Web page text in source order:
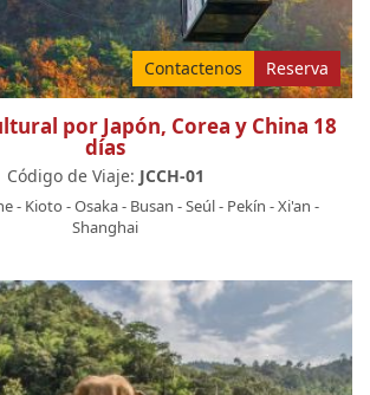
Contactenos Reserva
por Japón, Corea y China 18
días
Código de Viaje: JCCH-01
- Kioto -Osaka- Busan -Seúl- Pekín -Xi'an -
Shanghai